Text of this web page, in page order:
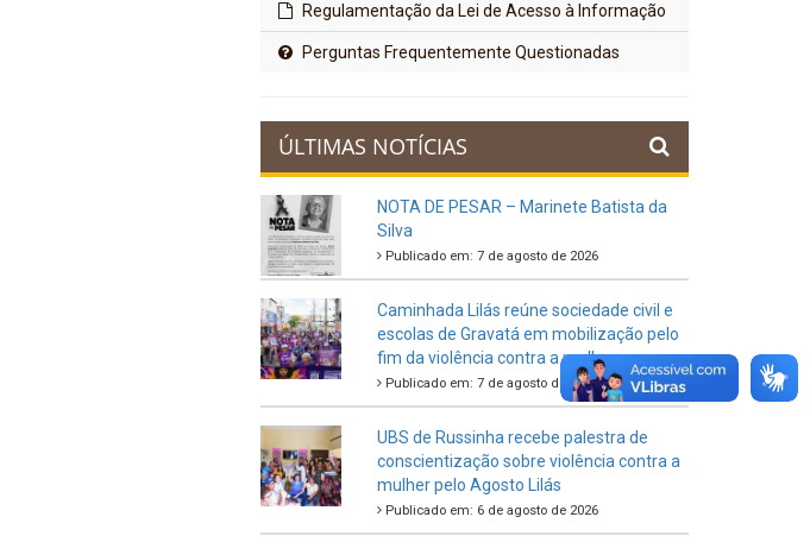
Regulamentação da Lei de Acesso à Informação
Perguntas Frequentemente Questionadas
ÚLTIMAS NOTÍCIAS
NOTA DE PESAR – Marinete Batista da
Silva
Publicado em: 7 de agosto de 2026
Caminhada Lilás reúne sociedade civil e
escolas de Gravatá em mobilização pelo
fim da violência contra a mulher
Publicado em: 7 de agosto de 2026
UBS de Russinha recebe palestra de
conscientização sobre violência contra a
mulher pelo Agosto Lilás
Publicado em: 6 de agosto de 2026